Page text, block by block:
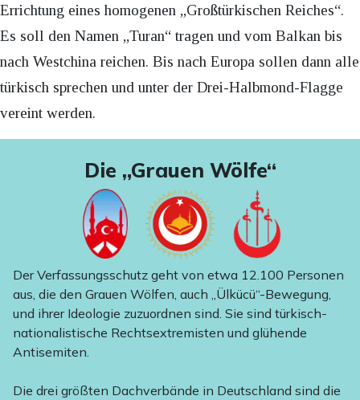
Errichtung eines homogenen „Großtürkischen Reiches“.
Es soll den Namen „Turan“ tragen und vom Balkan bis
nach Westchina reichen. Bis nach Europa sollen dann alle
türkisch sprechen und unter der Drei-Halbmond-Flagge
vereint werden.
Die „Grauen Wölfe“
Der Verfassungsschutz geht von etwa 12.100 Personen
aus, die den Grauen Wölfen, auch „Ülkücü“-Bewegung,
und ihrer Ideologie zuzuordnen sind. Sie sind türkisch-
nationalistische Rechtsextremisten und glühende
Antisemiten.
Die drei größten Dachverbände in Deutschland sind die